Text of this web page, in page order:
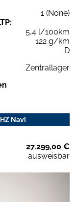
1 (None)
5,4 l/100km
122 g/km
D
Zentrallager
Navi
27.299,00 €
ausweisbar